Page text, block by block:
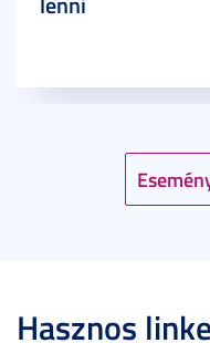
Hasznos